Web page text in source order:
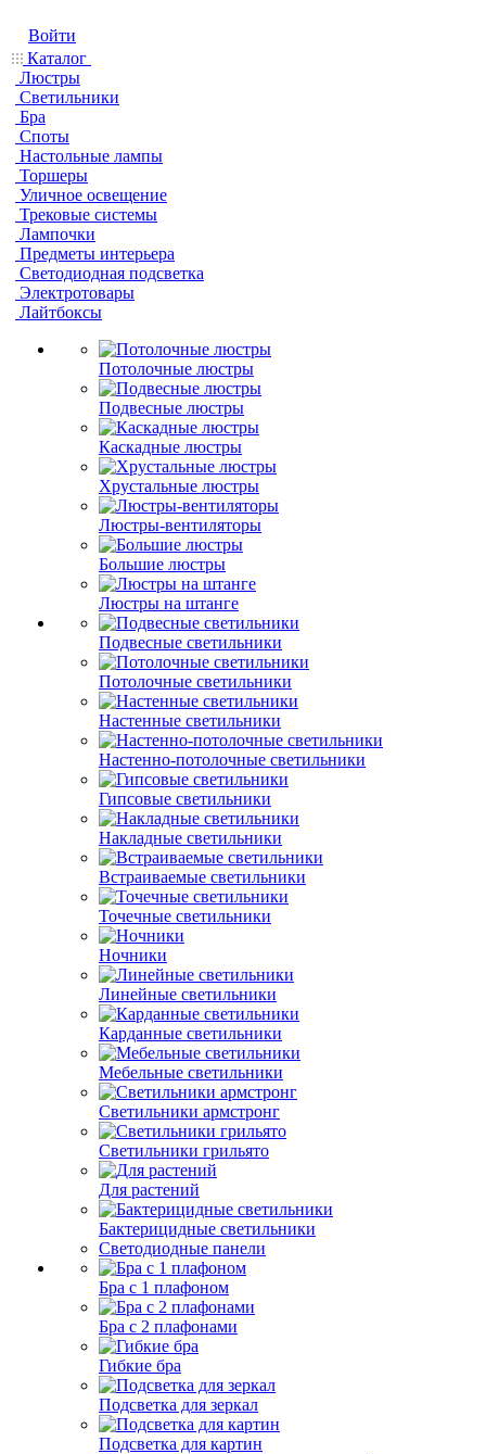
Войти
Каталог
Люстры
Светильники
Бра
Споты
Настольные лампы
Торшеры
Уличное освещение
Трековые системы
Лампочки
Предметы интерьера
Светодиодная подсветка
Электротовары
Лайтбоксы
Потолочные люстры
Подвесные люстры
Каскадные люстры
Хрустальные люстры
Люстры-вентиляторы
Большие люстры
Люстры на штанге
Подвесные светильники
Потолочные светильники
Настенные светильники
Настенно-потолочные светильники
Гипсовые светильники
Накладные светильники
Встраиваемые светильники
Точечные светильники
Ночники
Линейные светильники
Карданные светильники
Мебельные светильники
Светильники армстронг
Светильники грильято
Для растений
Бактерицидные светильники
Светодиодные панели
Бра с 1 плафоном
Бра с 2 плафонами
Гибкие бра
Подсветка для зеркал
Подсветка для картин